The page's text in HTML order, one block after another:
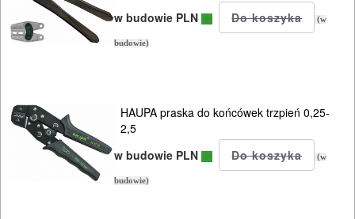
w budowie PLN
(w
budowie)
HAUPA praska do końcówek trzpień 0,25-
2,5
w budowie PLN
(w
budowie)